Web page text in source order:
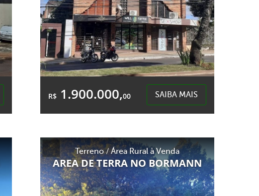
R$1.900.000,00 SAIBA MAIS
Área Total:
450,00m²
Área Privativa:
352,00m²
São Cristóvão - Chapecó
Terreno / Área Rural à Venda
AREA DE TERRA NO BORMANN